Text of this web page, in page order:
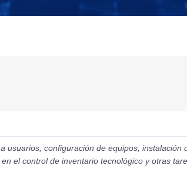
configuración de equipos, instalación
el control de inventario tecnológico y otras